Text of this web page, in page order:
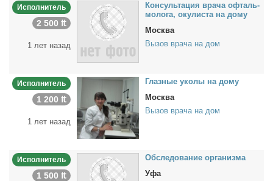
Исполнитель
2 500 ₶
1 лет назад
Кон­суль­та­ция вра­ча оф­таль­
мо­ло­га, оку­ли­ста на до­му
Москва
Вызов врача на дом
Исполнитель
1 200 ₶
1 лет назад
Глаз­ные уко­лы на до­му
Москва
Вызов врача на дом
Исполнитель
1 500 ₶
Об­сле­до­ва­ние ор­га­низ­ма
Уфа